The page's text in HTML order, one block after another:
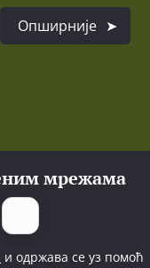
Опширније
мрежама
и одржава се уз помоћ